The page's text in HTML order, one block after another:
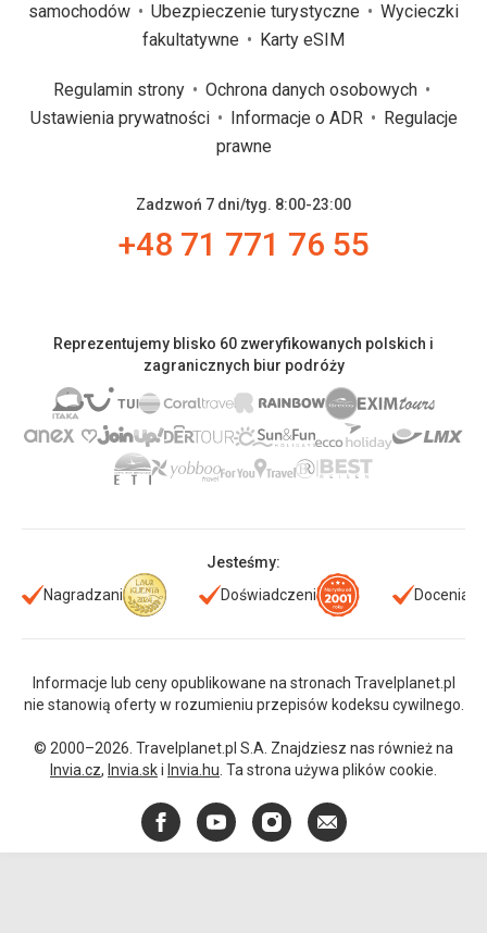
samochodów
Ubezpieczenie turystyczne
Wycieczki
fakultatywne
Karty eSIM
Regulamin strony
Ochrona danych osobowych
Ustawienia prywatności
Informacje o ADR
Regulacje
prawne
Zadzwoń 7 dni/tyg. 8:00-23:00
+48 71 771 76 55
Reprezentujemy blisko 60 zweryfikowanych polskich i
zagranicznych biur podróży
Jesteśmy:
Nagradzani
Doświadczeni Doceniani
Informacje lub ceny opublikowane na stronach Travelplanet.pl
nie stanowią oferty w rozumieniu przepisów kodeksu cywilnego.
© 2000–2026. Travelplanet.pl S.A. Znajdziesz nas również na
Invia.cz, Invia.ski Invia.hu . Ta strona używa plików cookie.
FacebookYouTubeInstagram
E-
mail